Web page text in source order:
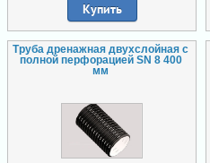
Купить
Труба дренажная двухслойная с
полной перфорацией SN 8 400
мм